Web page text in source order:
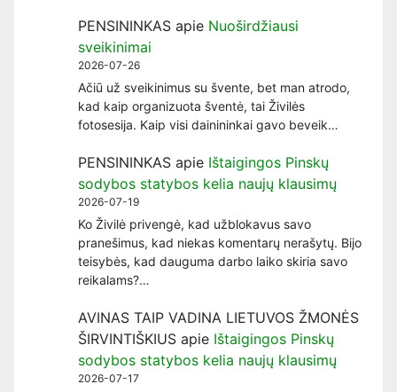
PENSININKAS apie Nuoširdžiausi
sveikinimai
2026-07-26
Ačiū už sveikinimus su švente, bet man atrodo,
kad kaip organizuota šventė, tai Živilės
fotosesija. Kaip visi dainininkai gavo beveik…
PENSININKAS apie Ištaigingos Pinskų
sodybos statybos kelia naujų klausimų
2026-07-19
Ko Živilė privengė, kad užblokavus savo
pranešimus, kad niekas komentarų nerašytų. Bijo
teisybės, kad dauguma darbo laiko skiria savo
reikalams?…
AVINAS TAIP VADINA LIETUVOS ŽMONĖS
ŠIRVINTIŠKIUS apie Ištaigingos Pinskų
sodybos statybos kelia naujų klausimų
2026-07-17